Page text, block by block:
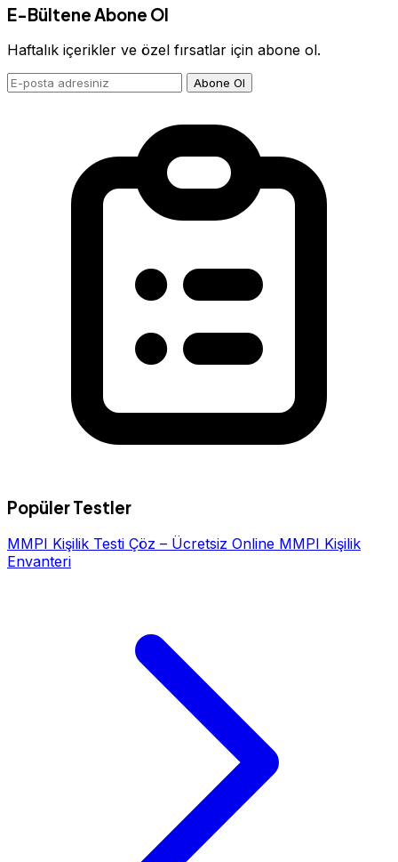
E-Bültene Abone Ol
Haftalık içerikler ve özel fırsatlar için abone ol.
Abone Ol
Popüler Testler
MMPI Kişilik Testi Çöz – Ücretsiz Online MMPI Kişilik
Envanteri